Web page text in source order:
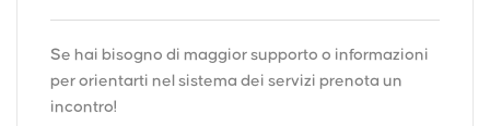
Se hai bisogno di maggior supporto o informazioni
per orientarti nel sistema dei servizi prenota un
incontro!